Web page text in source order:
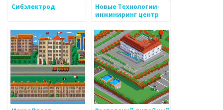
Сибэлектрод
Новые Технологии-
инжиниринг центр